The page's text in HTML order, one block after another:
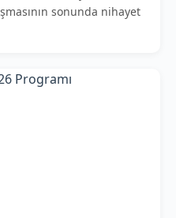
sonunda nihayet